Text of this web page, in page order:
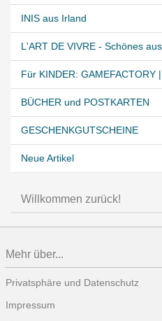
INIS aus Irland
L'ART DE VIVRE - Schönes
Für KINDER: GAMEFACTORY
BÜCHER und POSTKARTEN
GESCHENKGUTSCHEINE
Neue Artikel
Willkommen zurück!
Mehr über...
Privatsphäre und Datenschutz
Impressum